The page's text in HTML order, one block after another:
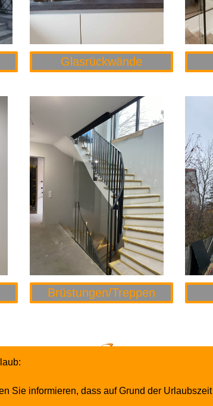
Glasrückwände
Brüstungen/Treppen
Sie informieren, dass auf Grund der Urlaubszeit